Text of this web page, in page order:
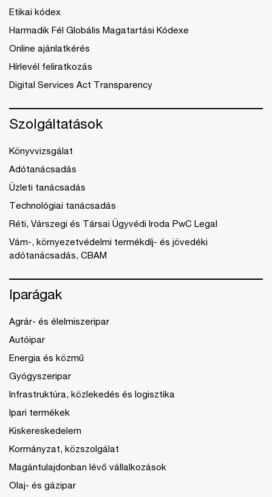
Etikai kódex
Harmadik Fél Globális Magatartási Kódexe
Online ajánlatkérés
Hírlevél feliratkozás
Digital Services Act Transparency
Szolgáltatások
Könyvvizsgálat
Adótanácsadás
Üzleti tanácsadás
Technológiai tanácsadás
Réti, Várszegi és Társai Ügyvédi Iroda PwC Legal
Vám-, környezetvédelmi termékdíj- és jövedéki
adótanácsadás, CBAM
Iparágak
Agrár- és élelmiszeripar
Autóipar
Energia és közmű
Gyógyszeripar
Infrastruktúra, közlekedés és logisztika
Ipari termékek
Kiskereskedelem
Kormányzat, közszolgálat
Magántulajdonban lévő vállalkozások
Olaj- és gázipar